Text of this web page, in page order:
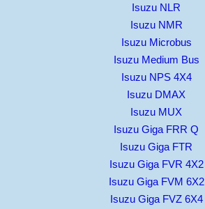
Isuzu NLR
Isuzu NMR
Isuzu Microbus
Isuzu Medium Bus
Isuzu NPS 4X4
Isuzu DMAX
Isuzu MUX
Isuzu Giga FRR Q
Isuzu Giga FTR
Isuzu Giga FVR 4X2
Isuzu Giga FVM 6X2
Isuzu Giga FVZ 6X4